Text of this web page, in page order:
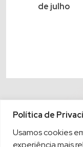
Política de
Usamos cookies
experiência mais
de julho